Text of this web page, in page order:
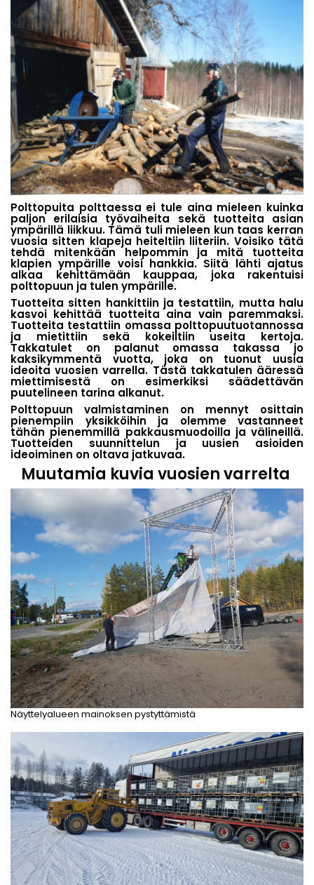
Polttopuita polttaessa ei tule aina mieleen kuinka
paljon erilaisia työvaiheita sekä tuotteita asian
ympärillä liikkuu. Tämä tuli mieleen kun taas kerran
vuosia sitten klapeja heiteltiin liiteriin. Voisiko tätä
tehdä mitenkään helpommin ja mitä tuotteita
klapien ympärille voisi hankkia. Siitä lähti ajatus
alkaa kehittämään kauppaa, joka rakentuisi
polttopuun ja tulen ympärille.
Tuotteita sitten hankittiin ja testattiin, mutta halu
kasvoi kehittää tuotteita aina vain paremmaksi.
Tuotteita testattiin omassa polttopuutuotannossa
ja mietittiin sekä kokeiltiin useita kertoja.
Takkatulet on palanut omassa takassa jo
kaksikymmentä vuotta, joka on tuonut uusia
ideoita vuosien varrella. Tästä takkatulen ääressä
miettimisestä on esimerkiksi säädettävän
puutelineen tarina alkanut.
Polttopuun valmistaminen on mennyt osittain
pienempiin yksikköihin ja olemme vastanneet
tähän pienemmillä pakkausmuodoilla ja välineillä.
Tuotteiden suunnittelun ja uusien asioiden
ideoiminen on oltava jatkuvaa.
Muutamia kuvia vuosien varrelta
Näyttelyalueen mainoksen pystyttämistä